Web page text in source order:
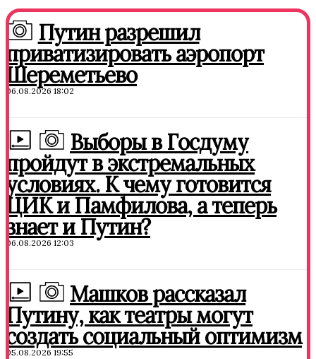
Путин разрешил
приватизировать аэропорт
Шереметьево
06.08.2026 18:02
Выборы в Госдуму
пройдут в экстремальных
условиях. К чему готовится
ЦИК и Памфилова, а теперь
знает и Путин?
06.08.2026 12:03
Машков рассказал
Путину, как театры могут
создать социальный оптимизм
05.08.2026 19:55